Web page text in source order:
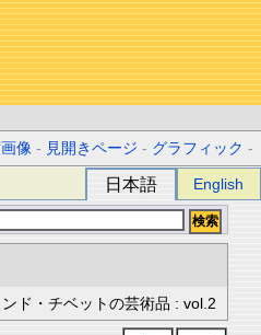
像 - 見開きページ - グラフィック -
日本語 English
ンド・チベットの芸術品 : vol.2